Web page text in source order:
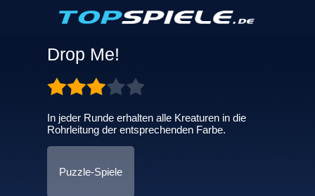
Drop Me!
In jeder Runde erhalten alle Kreaturen in die
Rohrleitung der entsprechenden Farbe.
Puzzle-Spiele